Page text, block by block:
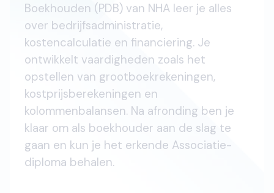
Boekhouden (PDB) van NHA leer je alles
over bedrijfsadministratie,
kostencalculatie en financiering. Je
ontwikkelt vaardigheden zoals het
opstellen van grootboekrekeningen,
kostprijsberekeningen en
kolommenbalansen. Na afronding ben je
klaar om als boekhouder aan de slag te
gaan en kun je het erkende Associatie-
diploma behalen.